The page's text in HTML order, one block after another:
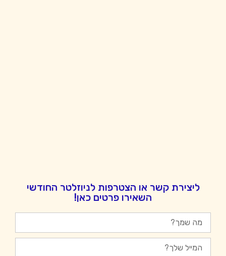
ליצירת קשר או הצטרפות לניוזלטר החודשי
השאירו פרטים כאן!